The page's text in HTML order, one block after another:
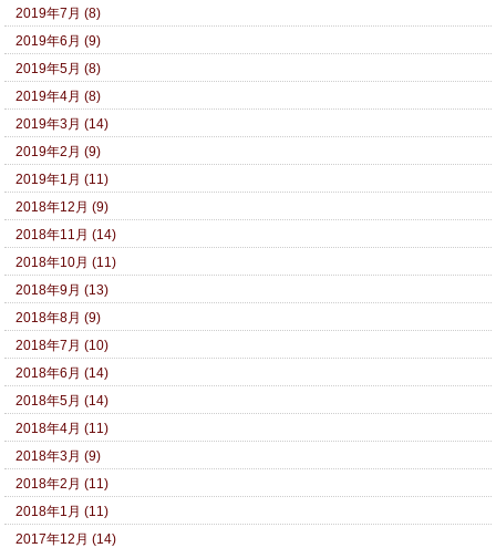
2019年7月 (8)
2019年6月 (9)
2019年5月 (8)
2019年4月 (8)
2019年3月 (14)
2019年2月 (9)
2019年1月 (11)
2018年12月 (9)
2018年11月 (14)
2018年10月 (11)
2018年9月 (13)
2018年8月 (9)
2018年7月 (10)
2018年6月 (14)
2018年5月 (14)
2018年4月 (11)
2018年3月 (9)
2018年2月 (11)
2018年1月 (11)
2017年12月 (14)